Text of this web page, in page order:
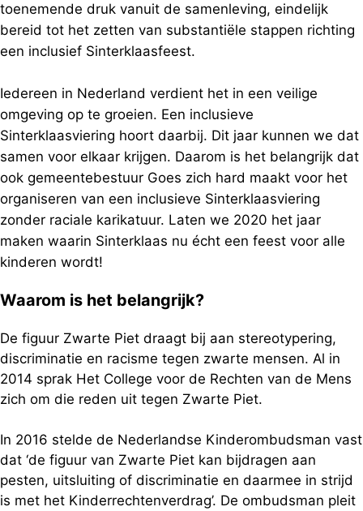
toenemende druk vanuit de samenleving, eindelijk
bereid tot het zetten van substantiële stappen richting
een inclusief Sinterklaasfeest.
Iedereen in Nederland verdient het in een veilige
omgeving op te groeien. Een inclusieve
Sinterklaasviering hoort daarbij. Dit jaar kunnen we dat
samen voor elkaar krijgen. Daarom is het belangrijk dat
ook gemeentebestuur Goes zich hard maakt voor het
organiseren van een inclusieve Sinterklaasviering
zonder raciale karikatuur. Laten we 2020 het jaar
maken waarin Sinterklaas nu écht een feest voor alle
kinderen wordt!
Waarom is het belangrijk?
De figuur Zwarte Piet draagt bij aan stereotypering,
discriminatie en racisme tegen zwarte mensen. Al in
2014 sprak Het College voor de Rechten van de Mens
zich om die reden uit tegen Zwarte Piet.
In 2016 stelde de Nederlandse Kinderombudsman vast
dat ‘de figuur van Zwarte Piet kan bijdragen aan
pesten, uitsluiting of discriminatie en daarmee in strijd
is met het Kinderrechtenverdrag’. De ombudsman pleit